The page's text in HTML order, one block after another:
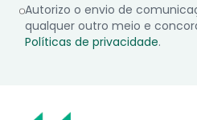
Autorizo o envio de
qualquer outro meio e
Políticas de privacidade.